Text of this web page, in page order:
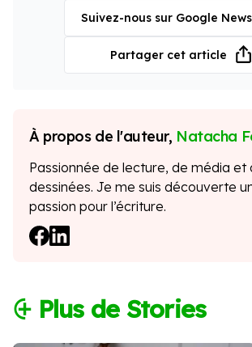
Suivez-nous sur Google News
Partager cet article
À propos de l'auteur, Natacha
Passionnée de lecture, de média et
dessinées. Je me suis découverte
passion pour l’écriture.
⨭ Plus de Stories